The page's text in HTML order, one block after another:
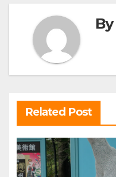
ゲ
ー
シ
ョ
ン
By
Related Post